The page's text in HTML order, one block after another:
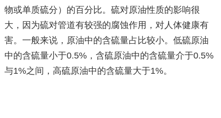
物或单质硫分）的百分比。硫对原油性质的影响很
大，因为硫对管道有较强的腐蚀作用，对人体健康有
害。一般来说，原油中的含硫量占比较小。低硫原油
中的含硫量小于0.5%，含硫原油中的含硫量介于0.5%
与1%之间，高硫原油中的含硫量大于1%。